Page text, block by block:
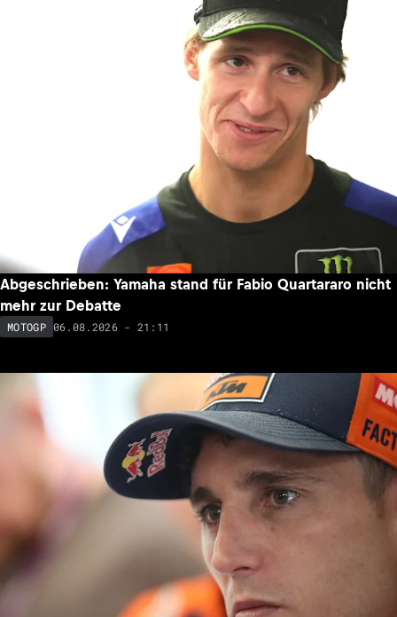
Abgeschrieben: Yamaha stand für Fabio Quartararo nicht
mehr zur Debatte
MOTOGP 06.08.2026 - 21:11